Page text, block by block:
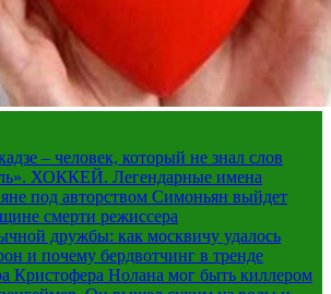
– человек, который не знал слов
ХОККЕЙ. Легендарные имена
под авторством Симоньян выйдет
смерти режиссера
дружбы: как москвичу удалось
и почему бердвотчинг в тренде
Кристофера Нолана мог быть киллером